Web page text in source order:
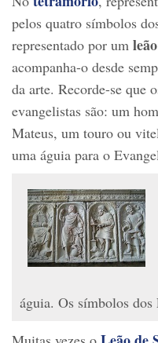
pelos quatro símbolos
representado por um
acompanha-o desde
da arte. Recorde-se que
evangelistas são: um
Mateus, um touro ou
uma águia para o
águia. Os símbolos